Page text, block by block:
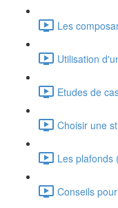
Les
Utilisation
Etudes de
Choisir une
Les plafonds
Conseils